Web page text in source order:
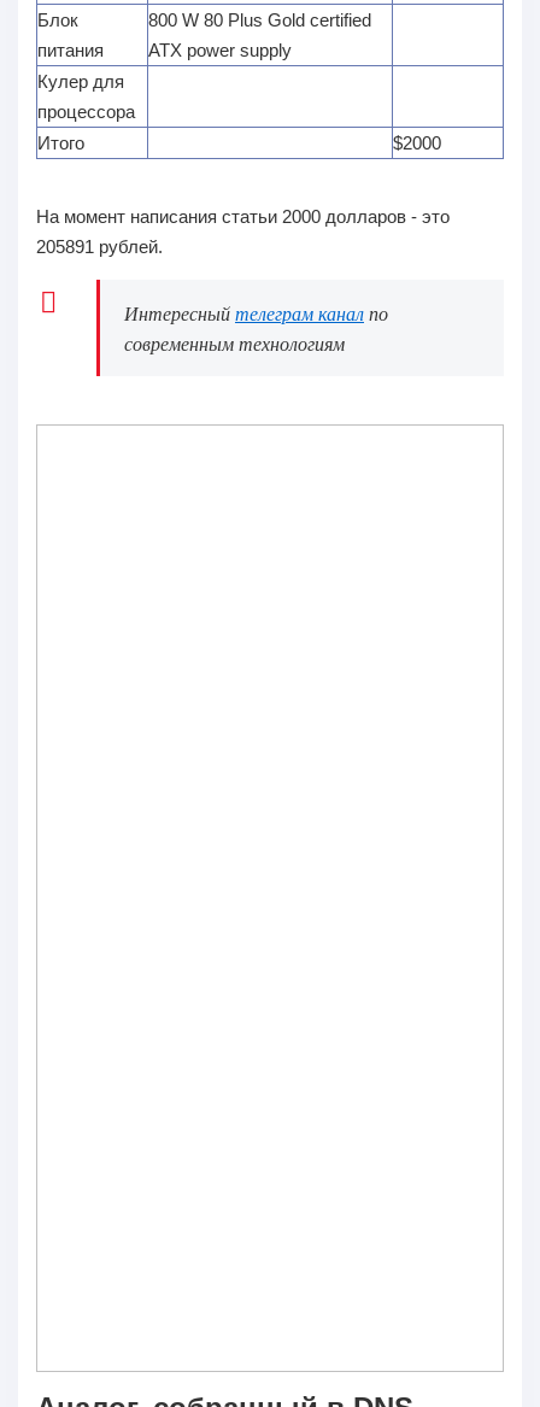
Блок
питания
800 W 80 Plus Gold certified
ATX power supply
Кулер для
процессора
Итого
$2000
На момент написания статьи 2000 долларов - это
205891 рублей.
Интересныйтелеграм каналпо
современным технологиям